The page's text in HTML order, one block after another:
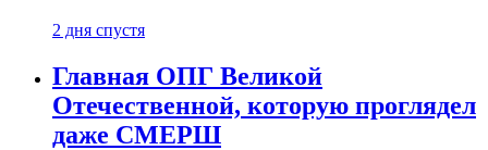
2 дня спустя
Главная ОПГ Великой
Отечественной, которую проглядел
даже СМЕРШ